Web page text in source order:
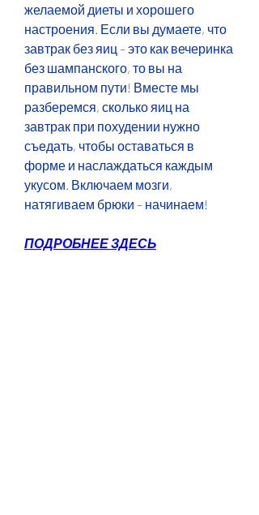
желаемой диеты и хорошего
настроения. Если вы думаете, что
завтрак без яиц – это как вечеринка
без шампанского, то вы на
правильном пути! Вместе мы
разберемся, сколько яиц на
завтрак при похудении нужно
съедать, чтобы оставаться в
форме и наслаждаться каждым
укусом. Включаем мозги,
натягиваем брюки – начинаем!
ПОДРОБНЕЕ ЗДЕСЬ